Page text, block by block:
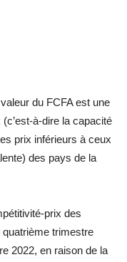
du FCFA est une
à-dire la capacité
prix inférieurs à ceux
des pays de la
prix des
trimestre
2022, en raison de la